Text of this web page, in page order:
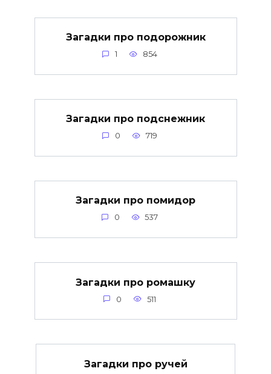
Загадки про подорожник
1 854
Загадки про подснежник
0 719
Загадки про помидор
0 537
Загадки про ромашку
0 511
Загадки про ручей